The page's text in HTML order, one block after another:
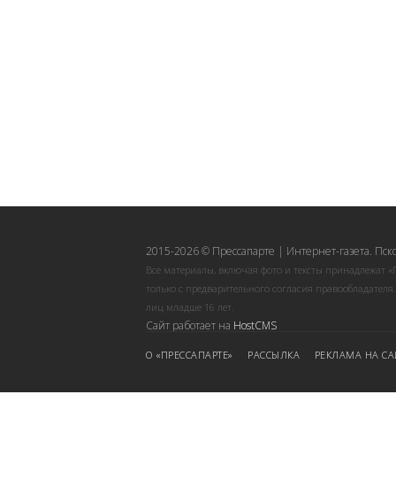
2015-2026 © Прессапарте | Интернет-газета.
Все материалы, включая фото и тексты принадлежат
только с предварительного согласия
лиц младше 16 лет.
Сайт работает на HostCMS
О «ПРЕССАПАРТЕ» РАССЫЛКА РЕКЛАМА НА